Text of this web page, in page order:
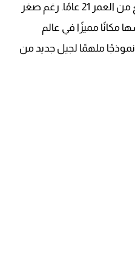
التمريض بجامعة أسيوط، وتبلغ من العمر 21 عامًا. رغم صغر
مكانًا مميزًا في عالم
نموذجًا ملهمًا لجيل جديد من